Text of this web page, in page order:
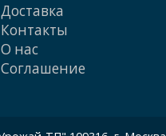
Доставка
Контакты
О нас
Cоглашение